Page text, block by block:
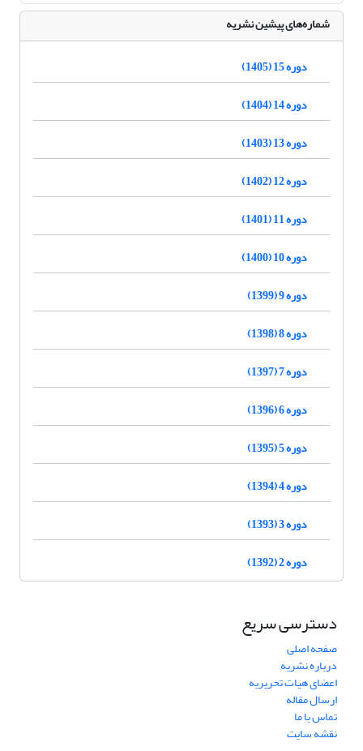
شماره‌های پیشین نشریه
دوره 15 (1405)
دوره 14 (1404)
دوره 13 (1403)
دوره 12 (1402)
دوره 11 (1401)
دوره 10 (1400)
دوره 9 (1399)
دوره 8 (1398)
دوره 7 (1397)
دوره 6 (1396)
دوره 5 (1395)
دوره 4 (1394)
دوره 3 (1393)
دوره 2 (1392)
دسترسی سریع
صفحه اصلی
درباره نشریه
اعضای هیات تحریریه
ارسال مقاله
تماس با ما
نقشه سایت